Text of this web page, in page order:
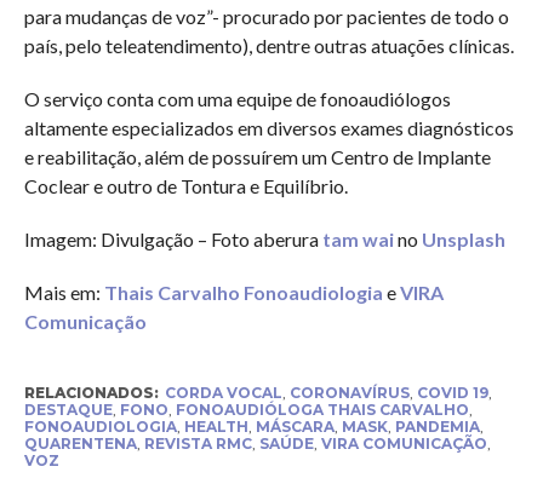
para mudanças de voz”- procurado por pacientes de todo o
país, pelo teleatendimento), dentre outras atuações clínicas.
O serviço conta com uma equipe de fonoaudiólogos
altamente especializados em diversos exames diagnósticos
e reabilitação, além de possuírem um Centro de Implante
Coclear e outro de Tontura e Equilíbrio.
Imagem: Divulgação – Foto aberura tam waino Unsplash
Mais em: Thais Carvalho Fonoaudiologia eVIRA
Comunicação
RELACIONADOS: CORDA VOCAL, CORONAVÍRUS, COVID 19,
DESTAQUE, FONO, FONOAUDIÓLOGA THAIS CARVALHO,
FONOAUDIOLOGIA, HEALTH, MÁSCARA, MASK, PANDEMIA,
QUARENTENA, REVISTA RMC, SAÚDE, VIRA COMUNICAÇÃO,
VOZ